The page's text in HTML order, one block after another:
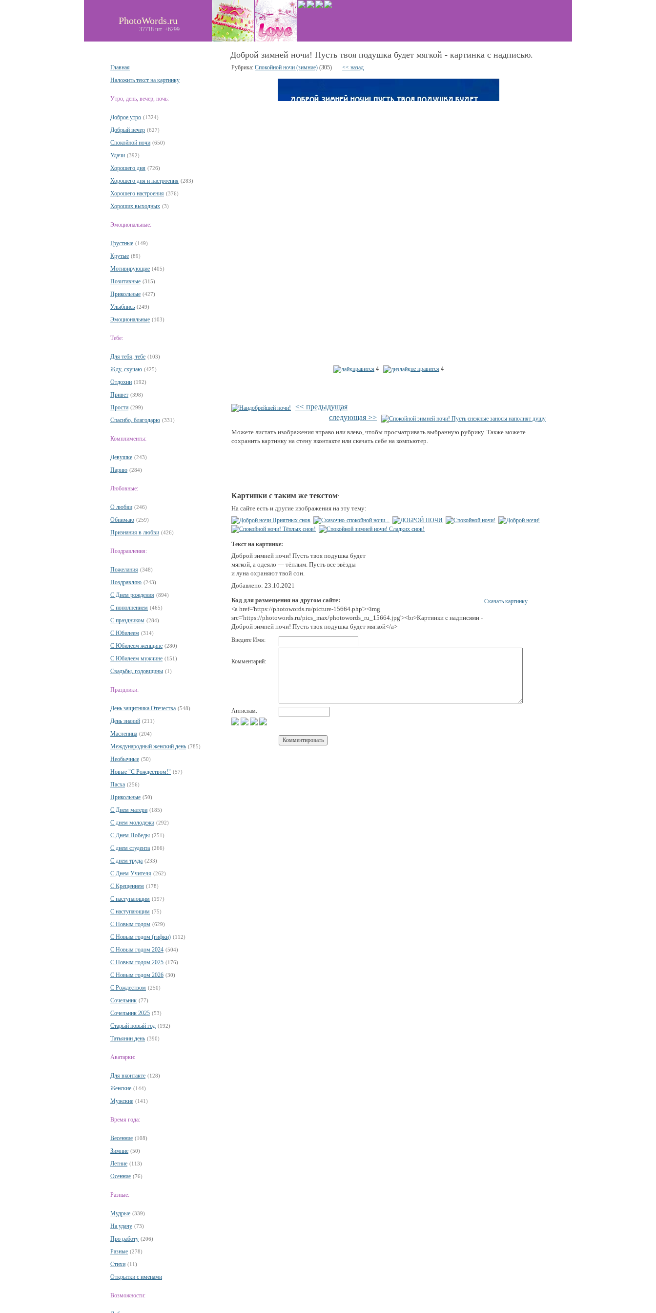
PhotoWords.ru
37718 шт. +6299
Главная
Наложить текст на картинку
Утро, день, вечер, ночь:
Доброе утро (1324)
Добрый вечер (627)
Спокойной ночи (650)
Удачи (392)
Хорошего дня (726)
Хорошего дня и настроения (283)
Хорошего настроения (376)
Хороших выходных (3)
Эмоциональные:
Грустные (149)
Крутые (89)
Мотивирующие (405)
Позитивные (315)
Прикольные (427)
Улыбнись (249)
Эмоциональные (103)
Тебе:
Для тебя, тебе (103)
Жду, скучаю (425)
Отдохни (192)
Привет (398)
Прости (299)
Спасибо, благодарю (331)
Комплименты:
Девушке (243)
Парню (284)
Любовные:
О любви (246)
Обнимаю (259)
Признания в любви (426)
Поздравления:
Пожелания (348)
Поздравляю (243)
С Днем рождения (894)
С пополнением (465)
С праздником (284)
С Юбилеем (314)
С Юбилеем женщине (280)
С Юбилеем мужчине (151)
Свадьбы, годовщины (1)
Праздники:
День защитника Отечества (548)
День знаний (211)
Масленица (204)
Международный женский день (785)
Необычные (50)
Новые "С Рождеством!" (57)
Пасха (256)
Прикольные (50)
С Днем матери (185)
С днем молодежи (292)
С Днем Победы (251)
С днем студента (266)
С днем труда (233)
С Днем Учителя (262)
С Крещением (178)
С наступающим (197)
С наступающим (75)
С Новым годом (629)
С Новым годом (гифки) (112)
С Новым годом 2024 (504)
С Новым годом 2025 (176)
С Новым годом 2026 (30)
С Рождеством (250)
Сочельник (77)
Сочельник 2025 (53)
Старый новый год (192)
Татьянин день (390)
Аватарки:
Для вконтакте (128)
Женские (144)
Мужские (141)
Время года:
Весенние (108)
Зимние (50)
Летние (113)
Осенние (76)
Разные:
Мудрые (339)
На удачу (73)
Про работу (206)
Разные (278)
Стихи (11)
Открытки с именами
Возможности:
Доброй зимней ночи! Пусть твоя подушка будет мягкой - картинка с надписью.
Рубрика: Спокойной ночи (зимние) (305) << назад
нравится 4 не нравится 4
<< предыдущая
следующая >>
Можете листать изображения вправо или влево, чтобы просматривать выбранную рубрику. Также можете
сохранить картинку на стену вконтакте или скачать себе на компьютер.
Картинки с таким же текстом:
На сайте есть и другие изображения на эту тему:
Текст на картинке:
Доброй зимней ночи! Пусть твоя подушка будет
мягкой, а одеяло — тёплым. Пусть все звёзды
и луна охраняют твой сон.
Добавлено: 23.10.2021
Код для размещения на другом сайте:
<a href='https://photowords.ru/picture-15664.php'><img
src='https://photowords.ru/pics_max/photowords_ru_15664.jpg'><br>Картинки с надписями -
Доброй зимней ночи! Пусть твоя подушка будет мягкой</a>
Скачать картинку
Введите Имя:
Комментарий:
Антиспам: